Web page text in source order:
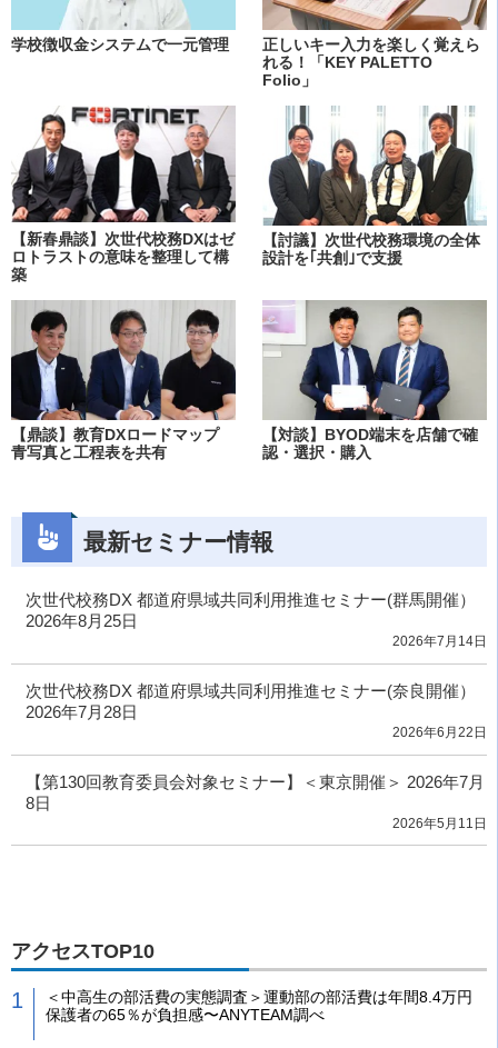
学校徴収金システムで一元管理
正しいキー入力を楽しく覚えら
れる！「KEY PALETTO
Folio」
【新春鼎談】次世代校務DXはゼ
ロトラストの意味を整理して構
築
【討議】次世代校務環境の全体
設計を｢共創｣で支援
【鼎談】教育DXロードマップ
青写真と工程表を共有
【対談】BYOD端末を店舗で確
認・選択・購入
最新セミナー情報
次世代校務DX 都道府県域共同利用推進セミナー(群馬開催）
2026年8月25日
2026年7月14日
次世代校務DX 都道府県域共同利用推進セミナー(奈良開催）
2026年7月28日
2026年6月22日
【第130回教育委員会対象セミナー】＜東京開催＞ 2026年7月
8日
2026年5月11日
アクセスTOP10
＜中高生の部活費の実態調査＞運動部の部活費は年間8.4万円
保護者の65％が負担感〜ANYTEAM調べ